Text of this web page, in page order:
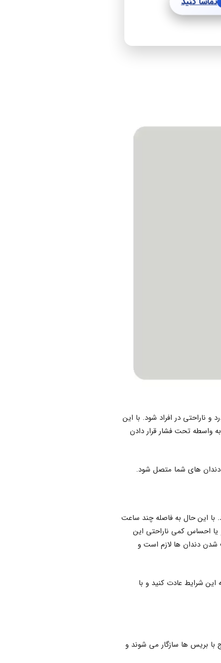
در افراد شود. با این
واسطه تحت فشار قرار دادن
دندان های شما متصل شود.
با این حال به فاصله چند ساعت
احساس کمی ناراحتی این
شدن دندان ها لازم است و
شرایط عادت کنید و با
با بریس ها سازگار می شوند و